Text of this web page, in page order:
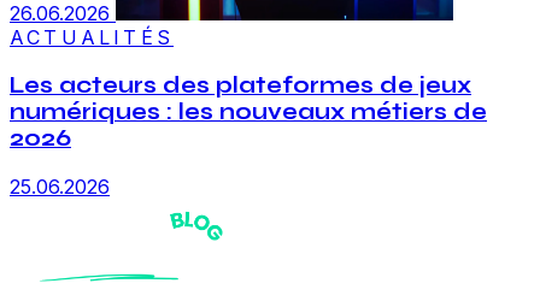
26.06.2026
ACTUALITÉS
Les acteurs des plateformes de jeux
numériques : les nouveaux métiers de
2026
25.06.2026